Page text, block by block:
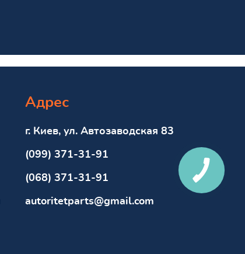
Адрес
г. Киев, ул. Автозаводская 83
(099) 371-31-91
(068) 371-31-91
autoritetparts@gmail.com